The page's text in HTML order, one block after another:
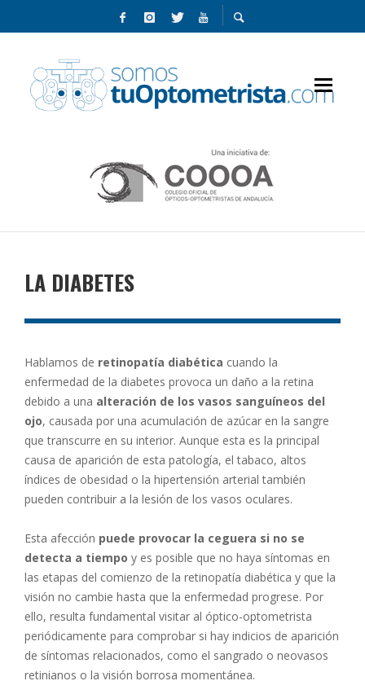
LA DIABETES
Hablamos de retinopatía diabética cuando la
enfermedad de la diabetes provoca un daño a la retina
debido a una alteración de los vasos sanguíneos del
ojo, causada por una acumulación de azúcar en la sangre
que transcurre en su interior. Aunque esta es la principal
causa de aparición de esta patología, el tabaco, altos
índices de obesidad o la hipertensión arterial también
pueden contribuir a la lesión de los vasos oculares.
Esta afección puede provocar la ceguera si no se
detecta a tiempo y es posible que no haya síntomas en
las etapas del comienzo de la retinopatía diabética y que la
visión no cambie hasta que la enfermedad progrese. Por
ello, resulta fundamental visitar al óptico-optometrista
periódicamente para comprobar si hay indicios de aparición
de síntomas relacionados, como el sangrado o neovasos
retinianos o la visión borrosa momentánea.